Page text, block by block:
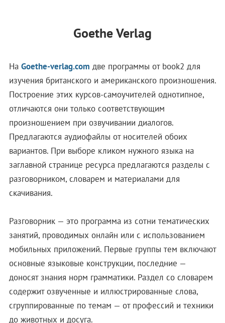
Goethe Verlag
На Goethe-verlag.com две программы от book2 для
изучения британского и американского произношения.
Построение этих курсов-самоучителей однотипное,
отличаются они только соответствующим
произношением при озвучивании диалогов.
Предлагаются аудиофайлы от носителей обоих
вариантов. При выборе кликом нужного языка на
заглавной странице ресурса предлагаются разделы с
разговорником, словарем и материалами для
скачивания.
Разговорник — это программа из сотни тематических
занятий, проводимых онлайн или с использованием
мобильных приложений. Первые группы тем включают
основные языковые конструкции, последние —
доносят знания норм грамматики. Раздел со словарем
содержит озвученные и иллюстрированные слова,
сгруппированные по темам — от профессий и техники
до животных и досуга.